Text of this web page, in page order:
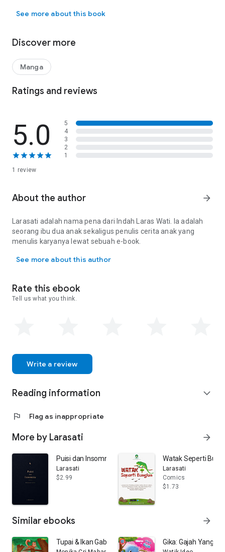
anak ini.
See more about this book
Discover more
Manga
Ratings and reviews
5.0
1 review
5
4
3
2
1
About the author arrow_forward
Larasati adalah nama pena dari Indah Laras Wati. Ia adalah
seorang ibu dua anak sekaligus penulis cerita anak yang
menulis karyanya lewat sebuah e-book.
See more about this author
Rate this ebook
Tell us what you think.
Write a review
Reading information expand_more
flag Flag as inappropriate
More by Larasati arrow_forward
Puisi dan Insomnia
Larasati
$2.99
Watak Seperti
Larasati
Comics
$1.73
Similar ebooks arrow_forward
Tupai & Ikan Gabus: Dongeng Nusantara Favorit
Gika: Gajah Yang